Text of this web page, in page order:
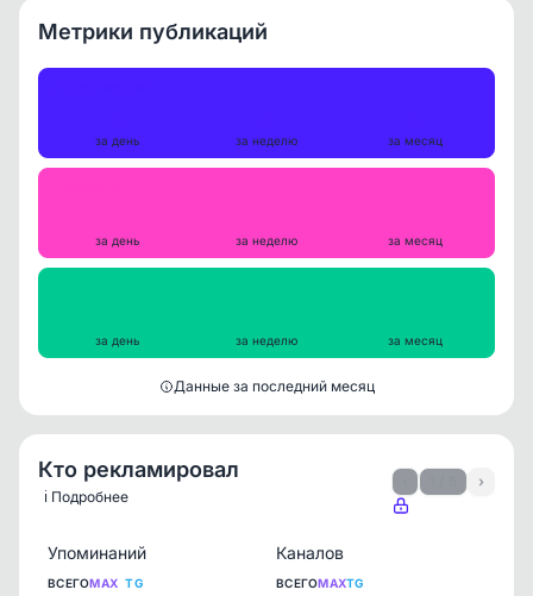
Метрики публикаций
за день за неделю за месяц
за день за неделю за месяц
за день за неделю за месяц
Данные за последний месяц
Кто рекламировал
ℹ️ Подробнее
›
Упоминаний
ВСЕГОMAX TG
Каналов
ВСЕГОMAXTG